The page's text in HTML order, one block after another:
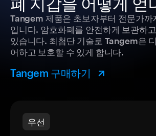
Tangem 제품은 초보자부터 전문가까
입니다. 암호화폐를 안전하게 보관하
있습니다. 최첨단 기술로 Tangem은
어하고 보호할 수 있게 합니다.
Tangem 구매하기
우선